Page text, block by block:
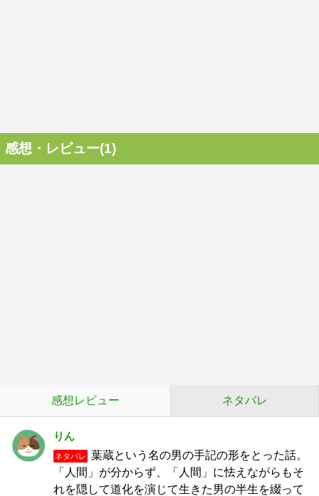
感想・レビュー(1)
感想レビュー ネタバレ
りん
ネタバレ
葉蔵という名の男の手記の形をとった話。
「人間」が分からず、「人間」に怯えながらもそ
れを隠して道化を演じて生きた男の半生を綴って